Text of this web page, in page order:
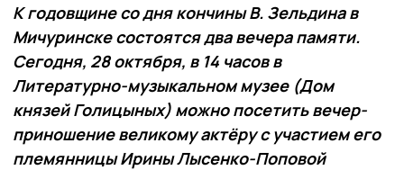
К годовщине со дня кончины В. Зельдина в
Мичуринске состоятся два вечера памяти.
Сегодня, 28 октября, в 14 часов в
Литературно-музыкальном музее (Дом
князей Голицыных) можно посетить вечер-
приношение великому актёру с участием его
племянницы Ирины Лысенко-Поповой